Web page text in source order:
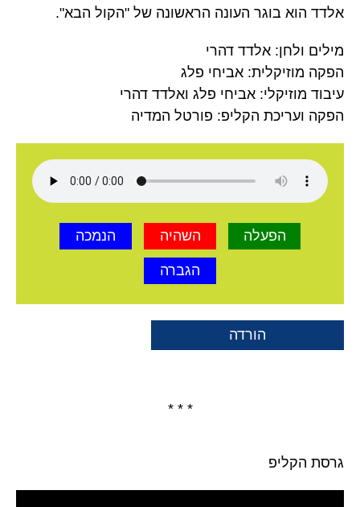
אלדד הוא בוגר העונה הראשונה של "הקול הבא".
מילים ולחן: אלדד דהרי
הפקה מוזיקלית: אביחי פלג
עיבוד מוזיקלי: אביחי פלג ואלדד דהרי
הפקה ועריכת הקליפ: פורטל המדיה
הפעלה השהיה הנמכה
הגברה
הורדה
* * *
גרסת הקליפ